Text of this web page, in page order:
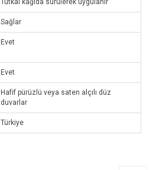
Sağlar
Evet
Evet
Hafif pürüzlü veya saten alçılı düz
duvarlar
Türkiye